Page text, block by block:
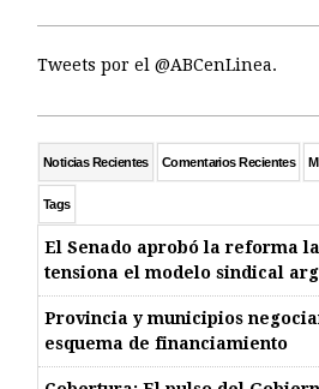
Tweets por el @ABCenLinea.
Noticias Recientes Comentarios Recientes
Tags
El Senado aprobó la reforma
tensiona el modelo sindical
Provincia y municipios
esquema de financiamiento